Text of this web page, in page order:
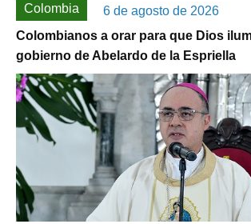
Colombia
6 de agosto de 2026
Colombianos a orar para que Dios
gobierno de Abelardo de la Espriella